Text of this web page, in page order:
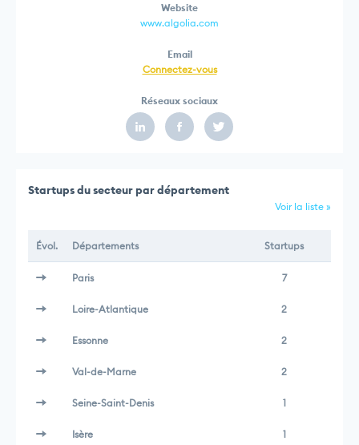
Website
www.algolia.com
Email
Connectez-vous
Réseaux sociaux
Startups du secteur par département
Voir la liste »
Évol. Départements Startups
Paris 7
Loire-Atlantique 2
Essonne 2
Val-de-Marne 2
Seine-Saint-Denis 1
Isère 1